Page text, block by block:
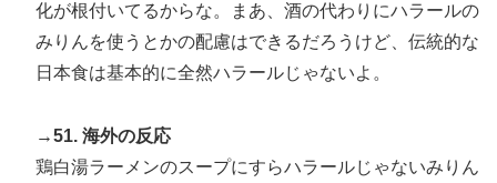
化が根付いてるからな。まあ、酒の代わりにハラールの
みりんを使うとかの配慮はできるだろうけど、伝統的な
日本食は基本的に全然ハラールじゃないよ。
→51. 海外の反応
鶏白湯ラーメンのスープにすらハラールじゃないみりん